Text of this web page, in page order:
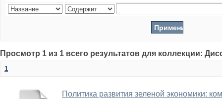
Просмотр 1 из 1 всего результатов для коллекции:
1
Политика развития зеленой экономики: